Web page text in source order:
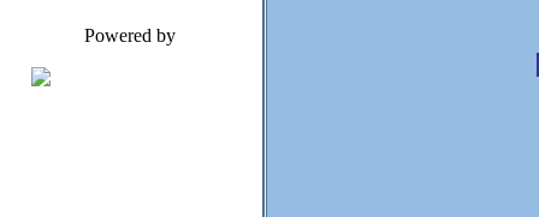
Powered by